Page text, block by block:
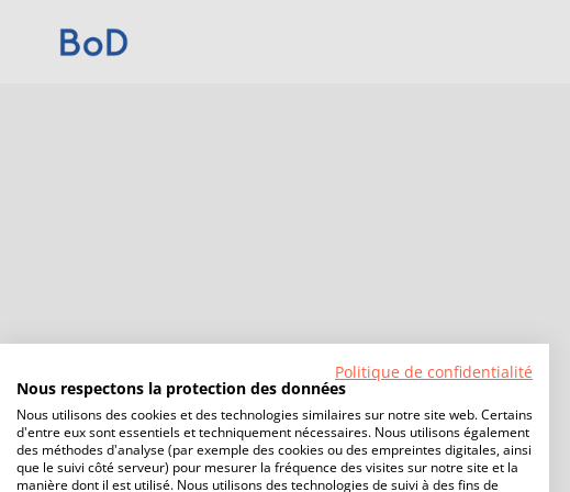
Politique de confidentialité
Nous respectons la protection des données
Nous utilisons des cookies et des technologies similaires sur notre site web. Certains
d'entre eux sont essentiels et techniquement nécessaires. Nous utilisons également
des méthodes d'analyse (par exemple des cookies ou des empreintes digitales, ainsi
que le suivi côté serveur) pour mesurer la fréquence des visites sur notre site et la
manière dont il est utilisé. Nous utilisons des technologies de suivi à des fins de